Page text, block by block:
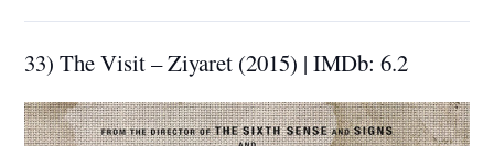
33) The Visit – Ziyaret (2015) | IMDb: 6.2